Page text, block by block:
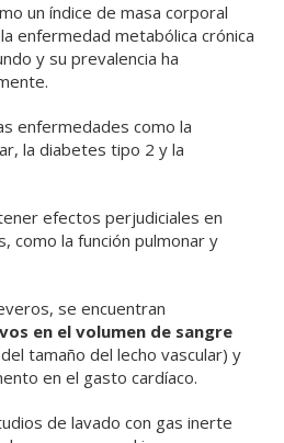
un índice de masa corporal
enfermedad metabólica crónica
y su prevalencia ha
enfermedades como la
la diabetes tipo 2 y la
efectos perjudiciales en
como la función pulmonar y
se encuentran
en el volumen de sangre
tamaño del lecho vascular) y
en el gasto cardíaco.
de lavado con gas inerte